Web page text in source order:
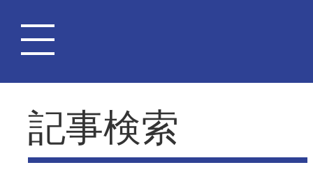
記事検索